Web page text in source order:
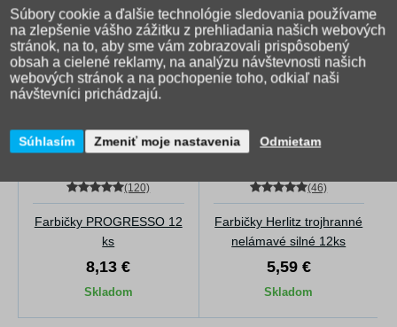
(120)
Farbičky PROGRESSO 12
ks
8,13 €
Skladom
(46)
Farbičky Herlitz trojhranné
nelámavé silné 12ks
5,59 €
Skladom
Súbory cookie a ďalšie technológie sledovania používame
na zlepšenie vášho zážitku z prehliadania našich webových
stránok, na to, aby sme vám zobrazovali prispôsobený
obsah a cielené reklamy, na analýzu návštevnosti našich
webových stránok a na pochopenie toho, odkiaľ naši
návštevníci prichádzajú.
Súhlasím Zmeniť moje nastavenia Odmietam